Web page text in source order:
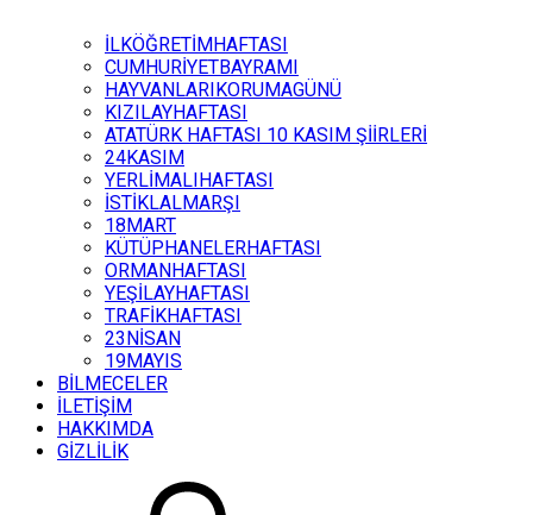
İLKÖĞRETİMHAFTASI
CUMHURİYETBAYRAMI
HAYVANLARIKORUMAGÜNÜ
KIZILAYHAFTASI
ATATÜRK HAFTASI 10 KASIM ŞİİRLERİ
24KASIM
YERLİMALIHAFTASI
İSTİKLALMARŞI
18MART
KÜTÜPHANELERHAFTASI
ORMANHAFTASI
YEŞİLAYHAFTASI
TRAFİKHAFTASI
23NİSAN
19MAYIS
BİLMECELER
İLETİŞİM
HAKKIMDA
GİZLİLİK